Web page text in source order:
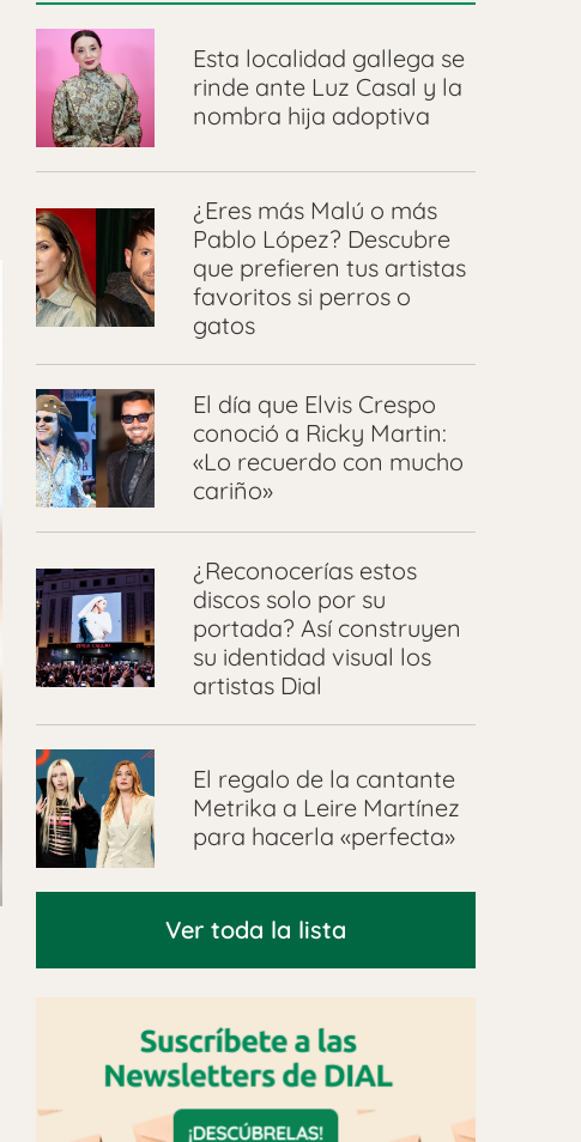
Esta localidad gallega se
rinde ante Luz Casal y la
nombra hija adoptiva
¿Eres más Malú o más
Pablo López? Descubre
que prefieren tus artistas
favoritos si perros o
gatos
El día que Elvis Crespo
conoció a Ricky Martin:
«Lo recuerdo con mucho
cariño»
¿Reconocerías estos
discos solo por su
portada? Así construyen
su identidad visual los
artistas Dial
El regalo de la cantante
Metrika a Leire Martínez
para hacerla «perfecta»
Ver toda la lista